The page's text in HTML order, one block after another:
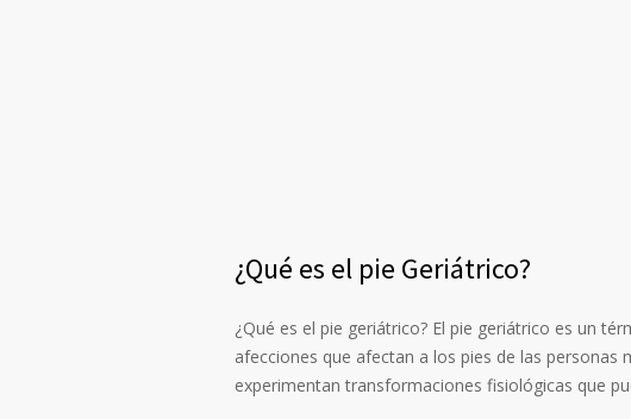
¿Qué es el pie Geriátrico?
¿Qué es el pie geriátrico? El pie geriátrico es un
afecciones que afectan a los pies de las personas
experimentan transformaciones fisiológicas que